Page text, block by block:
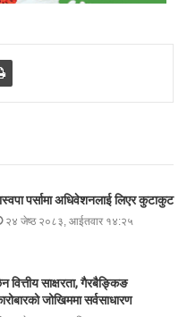
पर्सामा अधिवेशनलाई लिएर कुटाकुट
२४ जेष्ठ २०८३, आईतवार १४:२५
वित्तीय साक्षरता, गैरबैङ्किङ
जोखिममा सर्वसाधारण